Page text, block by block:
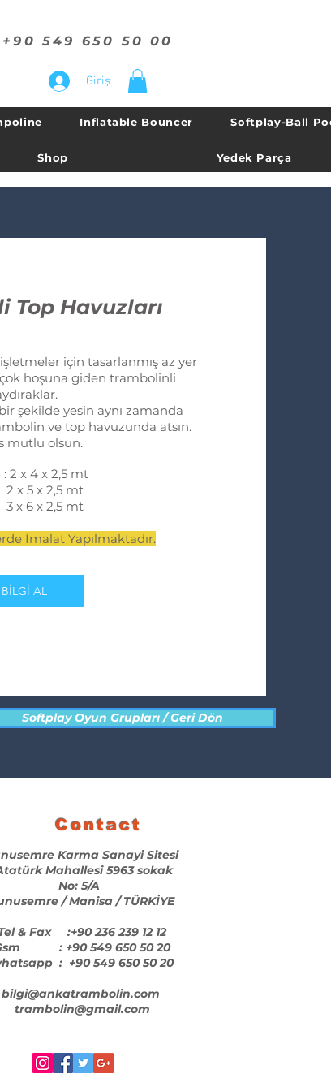
+90 549 650 50 00
Giriş
Inflatable Bouncer Softplay-Ball
Shop Yedek Parça
Top Havuzları
için tasarlanmış az yer
hoşuna giden trambolinli
şekilde yesin aynı zamanda
ve top havuzunda atsın.
mutlu olsun.
2 x 4 x 2,5 mt
x 2,5 mt
x 2,5 mt
İmalat Yapılmaktadır.
BİLGİ AL
Softplay Oyun Grupları / Geri Dön
Contact
Karma Sanayi Sitesi
Mahallesi 5963 sokak
No: 5/A
/ Manisa / TÜRKİYE
& Fax :+90 236 239 12 12
: +90 549 650 50 20
: +90 549 650 50 20
bilgi@ankatrambolin.com
trambolin@gmail.com